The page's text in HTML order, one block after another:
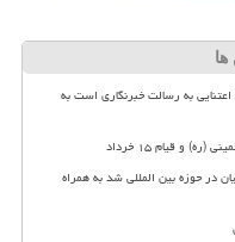
ها
اعتنایی به رسالت خبرنگاری است به
و قیام ۱۵ خرداد
در حوزه بین المللی شد به همراه